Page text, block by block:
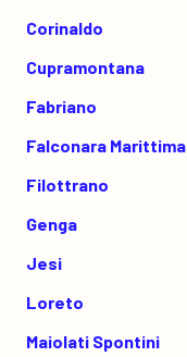
Corinaldo
Cupramontana
Fabriano
Falconara Marittima
Filottrano
Genga
Jesi
Loreto
Maiolati Spontini